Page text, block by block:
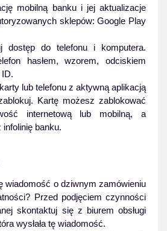
mobilną banku i jej aktualizacje
sklepów: Google Play
dostęp do telefonu i komputera.
hasłem, wzorem, odciskiem
lub telefonu z aktywną aplikacją
Kartę możesz zablokować
internetową lub mobilną, a
banku.
wiadomość o dziwnym zamówieniu
Przed podjęciem czynności
skontaktuj się z biurem obsługi
wysłała tę wiadomość.